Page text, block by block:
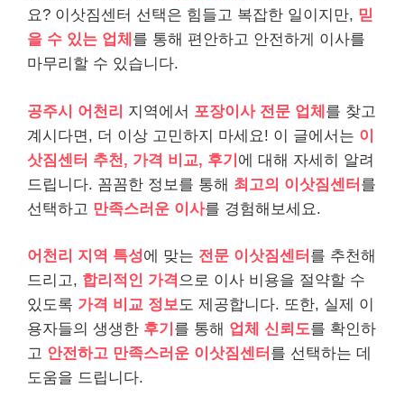
요? 이삿짐센터 선택은 힘들고 복잡한 일이지만, 믿
을 수 있는 업체 를 통해 편안하고 안전하게 이사를
마무리할 수 있습니다.
공주시 어천리 지역에서 포장이사 전문 업체 를 찾고
계시다면, 더 이상 고민하지 마세요! 이 글에서는 이
삿짐센터 추천, 가격 비교, 후기 에 대해 자세히 알려
드립니다. 꼼꼼한 정보를 통해 최고의 이삿짐센터 를
선택하고 만족스러운 이사를 경험해보세요.
어천리 지역 특성에 맞는 전문 이삿짐센터 를 추천해
드리고, 합리적인 가격 으로 이사 비용을 절약할 수
있도록 가격 비교 정보도 제공합니다. 또한, 실제 이
용자들의 생생한 후기 를 통해 업체 신뢰도를 확인하
고 안전하고 만족스러운 이삿짐센터 를 선택하는 데
도움을 드립니다.